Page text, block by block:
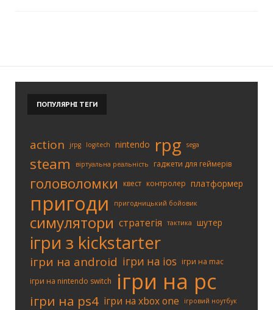
ПОПУЛЯРНІ ТЕГИ
action jrpg logitech nintendo rpg sega
steam віртуальна реальність гаджети для геймерів
головоломки квест контролер платформер
пригоди пригодницький бойовик
симулятори стратегія тактика шутер
ігри з kickstarter
ігри на android ігри на ios ігри на mac
ігри на nintendo switch
ігри на pc
ігри на ps4 ігри на xbox one ігровий ноутбук